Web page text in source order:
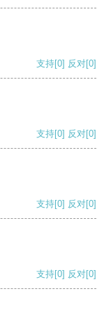
支持[0] 反对[0]
支持[0] 反对[0]
支持[0] 反对[0]
支持[0] 反对[0]